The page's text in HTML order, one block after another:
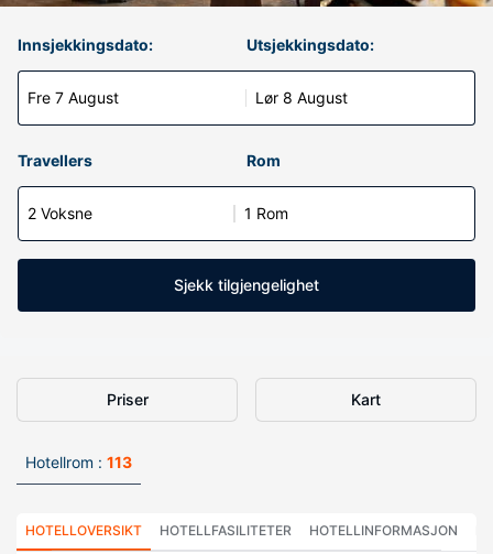
Innsjekkingsdato:
Fre 7 August
Utsjekkingsdato:
Lør 8 August
Travellers Rom
2 Voksne 1 Rom
Sjekk tilgjengelighet
Priser Kart
Hotellrom : 113
HOTELLOVERSIKT HOTELLFASILITETER HOTELLINFORMASJON